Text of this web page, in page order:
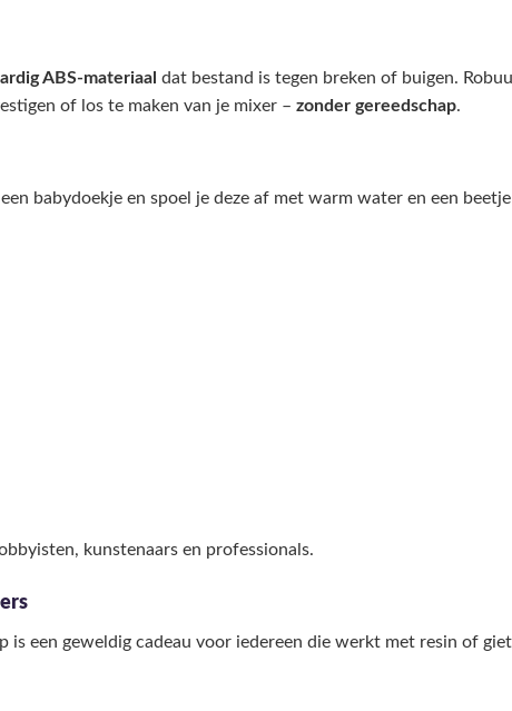
ABS-materiaal dat bestand is tegen breken of buigen.
of los te maken van je mixer – zonder gereedschap.
babydoekje en spoel je deze af met warm water en een
kunstenaars en professionals.
is een geweldig cadeau voor iedereen die werkt met resin of